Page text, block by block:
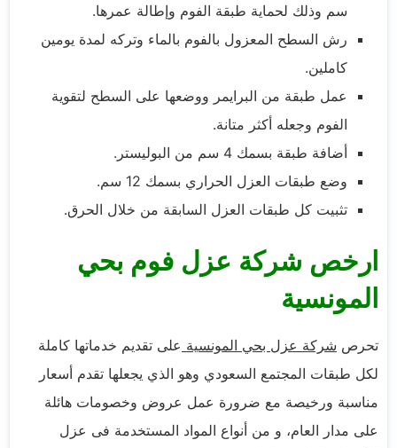
سم وذلك لحماية طبقة الفوم وإطالة عمرها.
رش السطح المعزول بالفوم بالماء وتركه لمدة يومين
كاملين.
عمل طبقة من البرايمر ووضعها على السطح لتقوية
الفوم وجعله أكثر متانة.
أضافة طبقة بسمك 4 سم من البوليستر.
وضع طبقات العزل الحراري بسمك 12 سم.
تثبيت كل طبقات العزل السابقة من خلال الحرق.
ارخص شركة عزل فوم بحي
المونسية
تحرص شركة عزل بحي المونسية على تقديم خدماتها كاملة
لكل طبقات المجتمع السعودي وهو الذي يجعلها تقدم أسعار
مناسبة ورخيصة مع ضرورة عمل عروض وخصومات هائلة
على مدار العام، و من أنواع المواد المستخدمة فى عزل